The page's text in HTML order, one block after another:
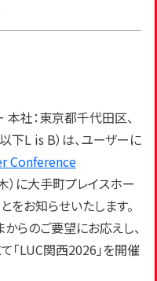
社：東京都千代田区、
下L is B）は、ユーザーに
Conference
）に大手町プレイスホー
をお知らせいたします。
らのご要望にお応えし、
「LUC関西2026」を開催